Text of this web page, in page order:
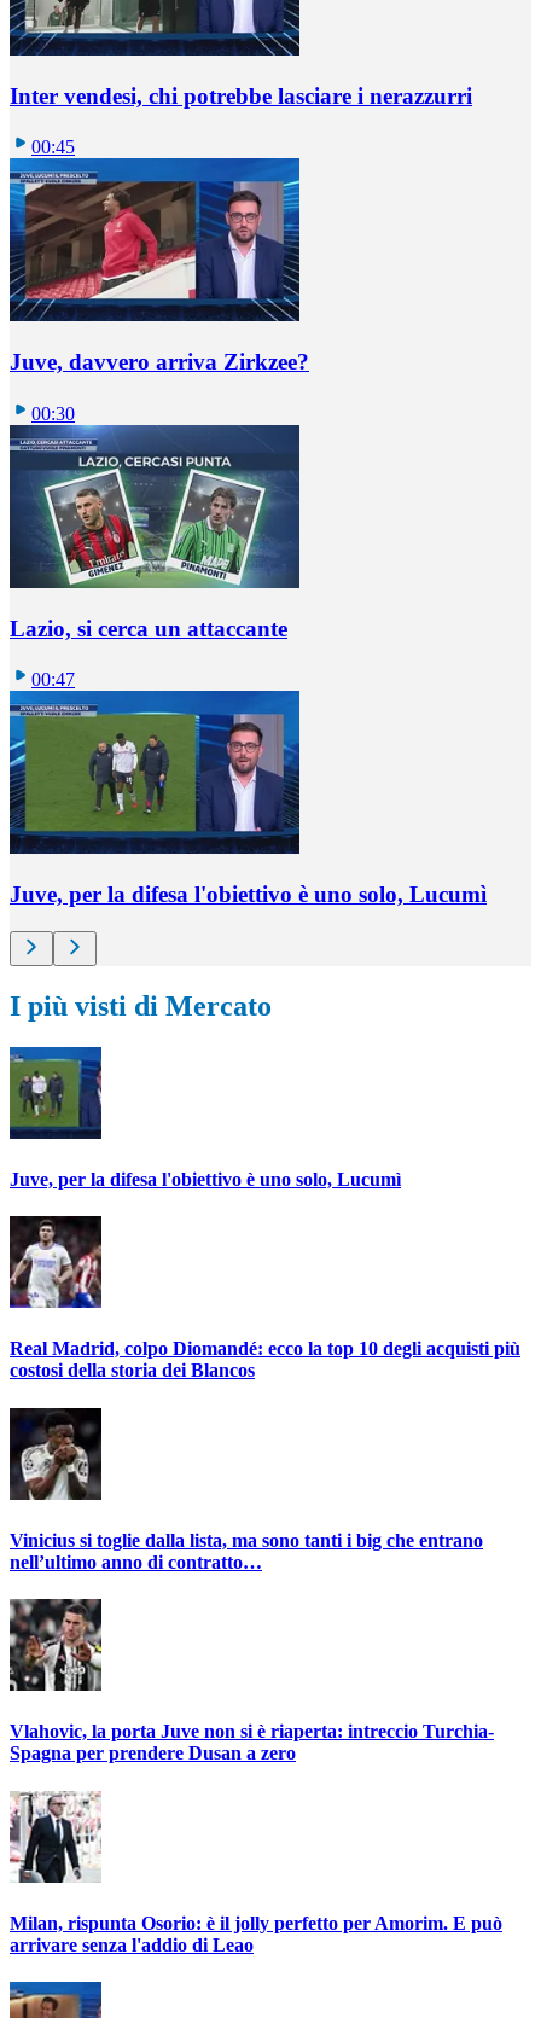
Inter vendesi, chi potrebbe lasciare i nerazzurri
00:45
Juve, davvero arriva Zirkzee?
00:30
Lazio, si cerca un attaccante
00:47
Juve, per la difesa l'obiettivo è uno solo, Lucumì
I più visti di Mercato
Juve, per la difesa l'obiettivo è uno solo, Lucumì
Real Madrid, colpo Diomandé: ecco la top 10 degli acquisti più
costosi della storia dei Blancos
Vinicius si toglie dalla lista, ma sono tanti i big che entrano
nell’ultimo anno di contratto…
Vlahovic, la porta Juve non si è riaperta: intreccio Turchia-
Spagna per prendere Dusan a zero
Milan, rispunta Osorio: è il jolly perfetto per Amorim. E può
arrivare senza l'addio di Leao